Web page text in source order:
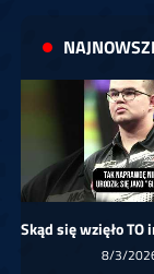
Skąd się wzięło TO
8/3/